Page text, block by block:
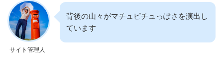
サイト管理人
背後の山々がマチュピチュっぽさを演出し
ています